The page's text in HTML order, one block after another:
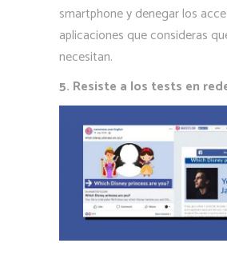
smartphone y denegar los
aplicaciones que consideras
necesitan.
5. Resiste a los tests en